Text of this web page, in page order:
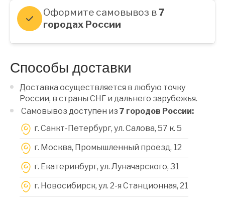
Оформите самовывоз в7
городах России
Способы доставки
Доставка осуществляется в любую точку
России, в страны СНГ и дальнего зарубежья.
Самовывоз доступен из 7 городов России:
г. Санкт-Петербург, ул. Салова, 57 к. 5
г. Москва, Промышленный проезд, 12
г. Екатеринбург, ул. Луначарского, 31
г. Новосибирск, ул. 2-я Станционная, 21